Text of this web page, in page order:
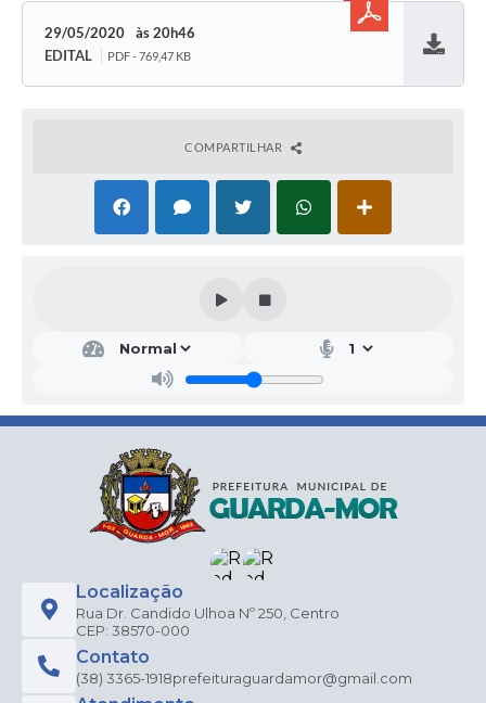
29/05/2020
20h46
EDITAL
PDF - 769,47 KB
COMPARTILHAR
Localização
Rua Dr. Candido Ulhoa Nº 250, Centro
CEP: 38570-000
Contato
(38) 3365-1918prefeituraguardamor@gmail.com